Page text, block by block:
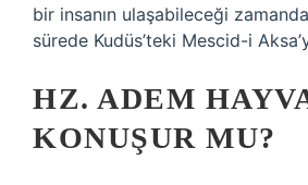
bir insanın ulaşabileceği
sürede Kudüs’teki Mescid-i
HZ. ADEM
KONUŞUR MU?